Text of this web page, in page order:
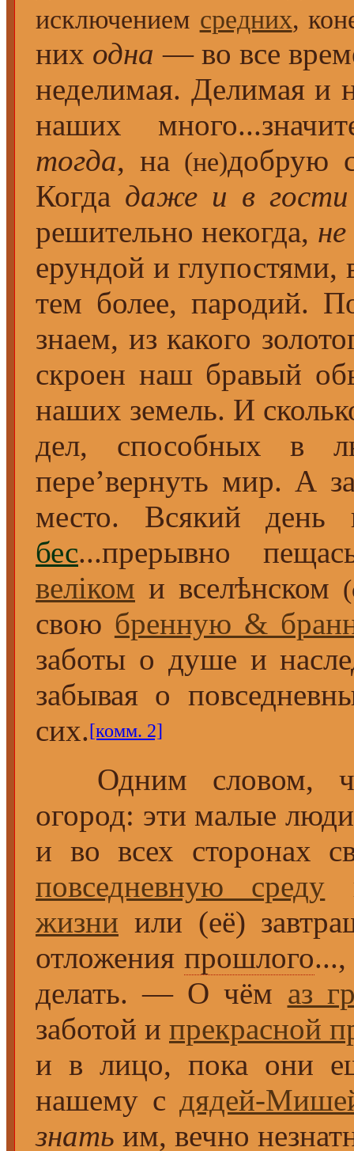
исключением средних,
них одна — во все
неделимая. Делимая и
наших
тогда, на (не)добрую
Когда даже и в гости
решительно некогда,
ерундой и глупостями,
тем более, пародий.
знаем, из какого
скроен наш бравый
наших земель. И
дел, способных в
пере’вернуть мир. А
место. Всякий
бес...прерывно
велiком и вселѣнском
свою бренную &
заботы о душе и
забывая о
сих.[комм. 2]
Одним словом,
огород: эти малые
и во всех сторонах
повседневную среду
жизни или (её)
отложения прошлого
делать. — О чём аз
заботой и прекрасной
и в лицо, пока они
нашему с дядей-
знать им, вечно